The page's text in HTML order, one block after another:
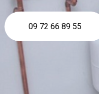
09 72 66 89 55